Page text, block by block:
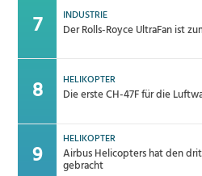
INDUSTRIE
Der Rolls-Royce UltraFan ist
HELIKOPTER
Die erste CH-47F für die
HELIKOPTER
Airbus Helicopters hat den
gebracht